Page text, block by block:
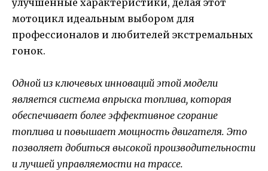
мотоцикл идеальным выбором для
профессионалов и любителей экстремальных
гонок.
Одной из ключевых инноваций этой модели
является система впрыска топлива, которая
обеспечивает более эффективное сгорание
топлива и повышает мощность двигателя. Это
позволяет добиться высокой производительности
и лучшей управляемости на трассе.